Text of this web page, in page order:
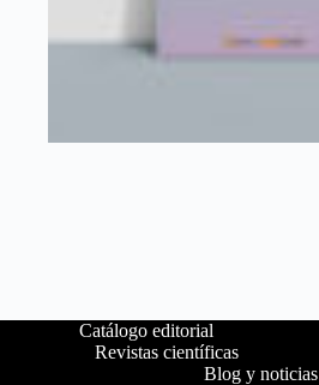
Catálogo editorial
Revistas científicas
Blog y noticias